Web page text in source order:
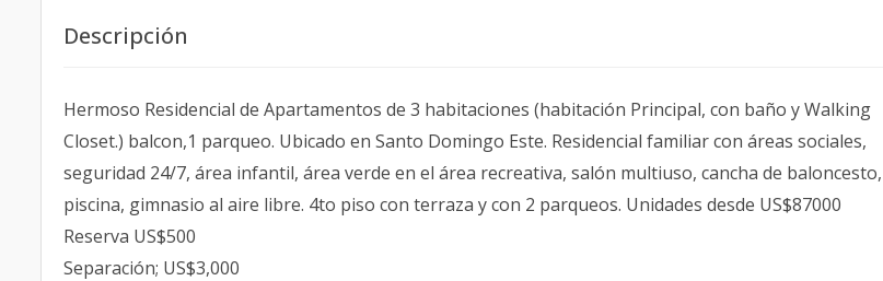
Descripción
Hermoso Residencial de Apartamentos de 3 habitaciones (habitación Principal, con baño y Walking
Closet.) balcon,1 parqueo. Ubicado en Santo Domingo Este. Residencial familiar con áreas sociales,
seguridad 24/7, área infantil, área verde en el área recreativa, salón multiuso, cancha de baloncesto,
piscina, gimnasio al aire libre. 4to piso con terraza y con 2 parqueos. Unidades desde US$87000
Reserva US$500
Separación; US$3,000